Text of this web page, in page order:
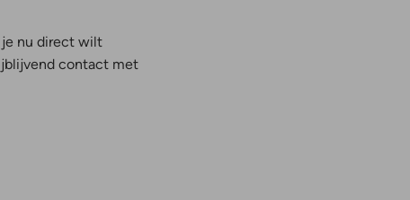
nu direct wilt
contact met